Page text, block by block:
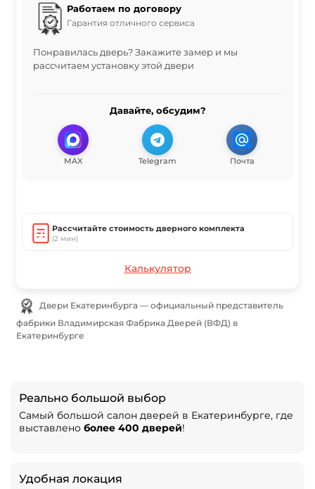
Работаем по договору
Гарантия отличного сервиса
Понравилась дверь? Закажите замер и мы
рассчитаем установку этой двери
Давайте, обсудим?
MAX Telegram Почта
Рассчитайте стоимость дверного комплекта
(2 мин)
Калькулятор
фабрики Владимирская Фабрика Дверей (ВФД) в
Екатеринбурге
Реально большой выбор
Самый большой салон дверей в Екатеринбурге, где
выставлено более 400 дверей!
Удобная локация